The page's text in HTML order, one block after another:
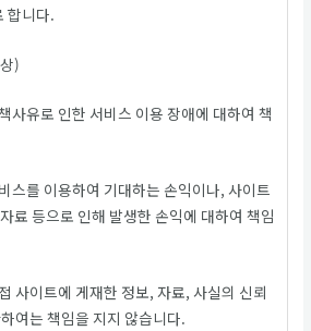
합니다.
)
사유로 인한 서비스 이용 장애에 대하여 책
스를 이용하여 기대하는 손익이나, 사이트
료 등으로 인해 발생한 손익에 대하여 책임
사이트에 게재한 정보, 자료, 사실의 신뢰
여는 책임을 지지 않습니다.